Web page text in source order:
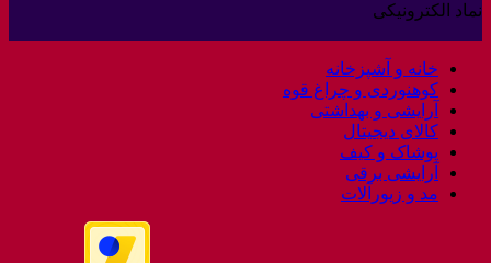
نماد الکترونیکی
خانه و آشپزخانه
کوهنوردی و چراغ قوه
آرایشی و بهداشتی
کالای دیجیتال
پوشاک و کیف
آرایشی برقی
مد و زیورآلات